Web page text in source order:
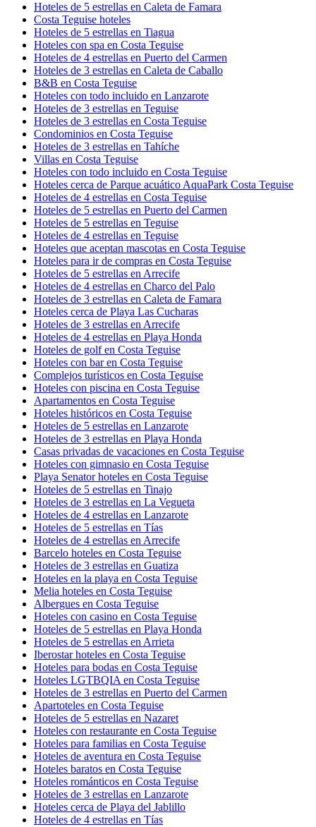
Hoteles de 5 estrellas en Caleta de Famara
Costa Teguise hoteles
Hoteles de 5 estrellas en Tiagua
Hoteles con spa en Costa Teguise
Hoteles de 4 estrellas en Puerto del Carmen
Hoteles de 3 estrellas en Caleta de Caballo
B&B en Costa Teguise
Hoteles con todo incluido en Lanzarote
Hoteles de 3 estrellas en Teguise
Hoteles de 3 estrellas en Costa Teguise
Condominios en Costa Teguise
Hoteles de 3 estrellas en Tahíche
Villas en Costa Teguise
Hoteles con todo incluido en Costa Teguise
Hoteles cerca de Parque acuático AquaPark Costa Teguise
Hoteles de 4 estrellas en Costa Teguise
Hoteles de 5 estrellas en Puerto del Carmen
Hoteles de 5 estrellas en Teguise
Hoteles de 4 estrellas en Teguise
Hoteles que aceptan mascotas en Costa Teguise
Hoteles para ir de compras en Costa Teguise
Hoteles de 5 estrellas en Arrecife
Hoteles de 4 estrellas en Charco del Palo
Hoteles de 3 estrellas en Caleta de Famara
Hoteles cerca de Playa Las Cucharas
Hoteles de 3 estrellas en Arrecife
Hoteles de 4 estrellas en Playa Honda
Hoteles de golf en Costa Teguise
Hoteles con bar en Costa Teguise
Complejos turísticos en Costa Teguise
Hoteles con piscina en Costa Teguise
Apartamentos en Costa Teguise
Hoteles históricos en Costa Teguise
Hoteles de 5 estrellas en Lanzarote
Hoteles de 3 estrellas en Playa Honda
Casas privadas de vacaciones en Costa Teguise
Hoteles con gimnasio en Costa Teguise
Playa Senator hoteles en Costa Teguise
Hoteles de 5 estrellas en Tinajo
Hoteles de 3 estrellas en La Vegueta
Hoteles de 4 estrellas en Lanzarote
Hoteles de 5 estrellas en Tías
Hoteles de 4 estrellas en Arrecife
Barcelo hoteles en Costa Teguise
Hoteles de 3 estrellas en Guatiza
Hoteles en la playa en Costa Teguise
Melia hoteles en Costa Teguise
Albergues en Costa Teguise
Hoteles con casino en Costa Teguise
Hoteles de 5 estrellas en Playa Honda
Hoteles de 5 estrellas en Arrieta
Iberostar hoteles en Costa Teguise
Hoteles para bodas en Costa Teguise
Hoteles LGTBQIA en Costa Teguise
Hoteles de 3 estrellas en Puerto del Carmen
Apartoteles en Costa Teguise
Hoteles de 5 estrellas en Nazaret
Hoteles con restaurante en Costa Teguise
Hoteles para familias en Costa Teguise
Hoteles de aventura en Costa Teguise
Hoteles baratos en Costa Teguise
Hoteles románticos en Costa Teguise
Hoteles de 3 estrellas en Lanzarote
Hoteles cerca de Playa del Jablillo
Hoteles de 4 estrellas en Tías